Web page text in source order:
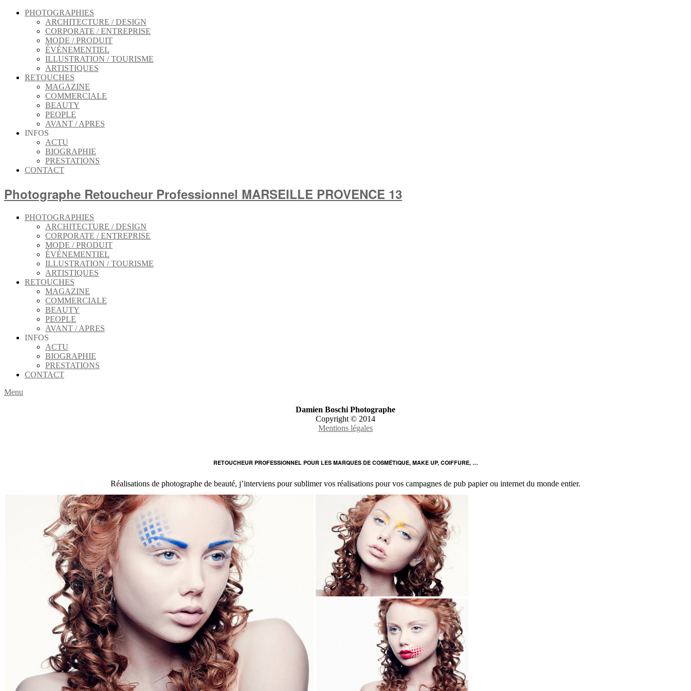
PHOTOGRAPHIES
ARCHITECTURE / DESIGN
CORPORATE / ENTREPRISE
MODE / PRODUIT
ÉVÉNEMENTIEL
ILLUSTRATION / TOURISME
ARTISTIQUES
RETOUCHES
MAGAZINE
COMMERCIALE
BEAUTY
PEOPLE
AVANT / APRES
INFOS
ACTU
BIOGRAPHIE
PRESTATIONS
CONTACT
Photographe Retoucheur Professionnel MARSEILLE PROVENCE 13
PHOTOGRAPHIES
ARCHITECTURE / DESIGN
CORPORATE / ENTREPRISE
MODE / PRODUIT
ÉVÉNEMENTIEL
ILLUSTRATION / TOURISME
ARTISTIQUES
RETOUCHES
MAGAZINE
COMMERCIALE
BEAUTY
PEOPLE
AVANT / APRES
INFOS
ACTU
BIOGRAPHIE
PRESTATIONS
CONTACT
Menu
Damien Boschi Photographe
Copyright © 2014
Mentions légales
RETOUCHEUR PROFESSIONNEL POUR LES MARQUES DE COSMÉTIQUE, MAKE UP, COIFFURE, …
Réalisations de photographe de beauté, j’interviens pour sublimer vos réalisations pour vos campagnes de pub papier ou internet du monde entier.